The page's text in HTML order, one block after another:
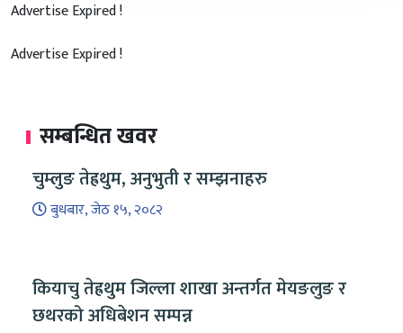
Advertise Expired !
Advertise Expired !
सम्बन्धित खवर
चुम्लुङ तेह्रथुम, अनुभुती र सम्झनाहरु
बुधबार, जेठ १५, २०८२
कियाचु तेह्रथुम जिल्ला शाखा अन्तर्गत मेयङलुङ र
छथरको अधिबेशन सम्पन्न